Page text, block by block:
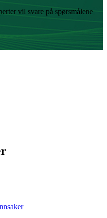
vil svare på spørsmålene